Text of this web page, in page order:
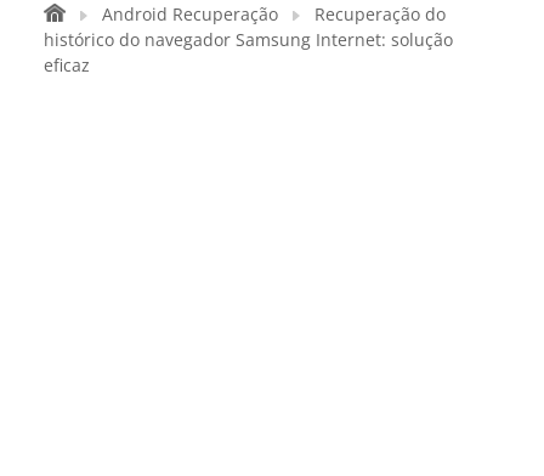
Android Recuperação
Recuperação do
histórico do navegador Samsung Internet: solução
eficaz